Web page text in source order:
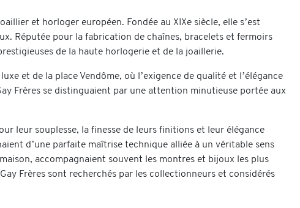
et horloger européen. Fondée au XIXe siècle, elle s’est
Réputée pour la fabrication de chaînes, bracelets et fermoirs
de la haute horlogerie et de la joaillerie.
et de la place Vendôme, où l’exigence de qualité et l’élégance
Frères se distinguaient par une attention minutieuse portée aux
leur souplesse, la finesse de leurs finitions et leur élégance
d’une parfaite maîtrise technique alliée à un véritable sens
accompagnaient souvent les montres et bijoux les plus
Frères sont recherchés par les collectionneurs et considérés